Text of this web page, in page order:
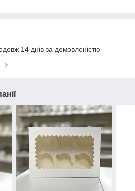
14 днів за домовленістю